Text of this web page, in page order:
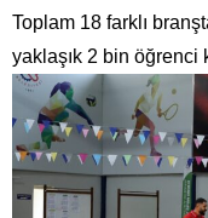
Toplam 18 farklı
yaklaşık 2 bin öğrenci